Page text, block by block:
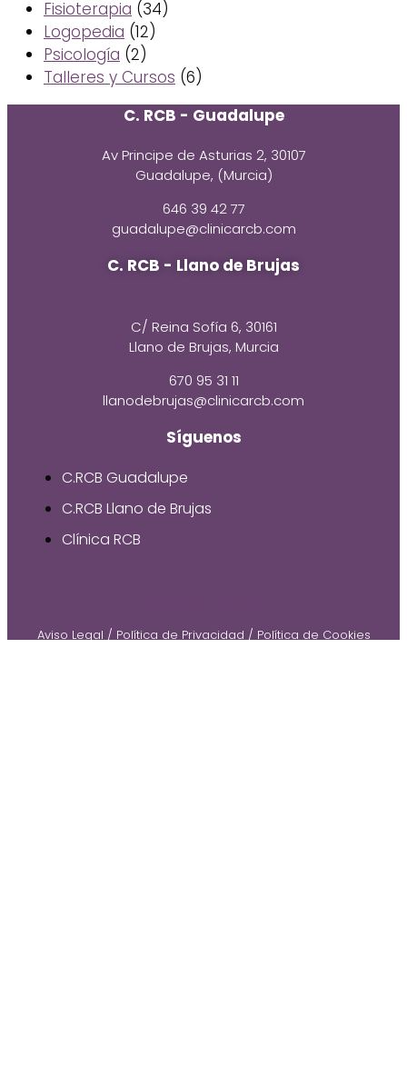
Fisioterapia (34)
Logopedia (12)
Psicología (2)
Talleres y Cursos (6)
C. RCB - Guadalupe
Av Principe de Asturias 2, 30107
Guadalupe, (Murcia)
646 39 42 77
guadalupe@clinicarcb.com
C. RCB - Llano de Brujas
C/ Reina Sofía 6, 30161
Llano de Brujas, Murcia
670 95 31 11
llanodebrujas@clinicarcb.com
Síguenos
C.RCB Guadalupe
C.RCB Llano de Brujas
Clínica RCB
Aviso Legal / Política de Privacidad / Política de Cookies